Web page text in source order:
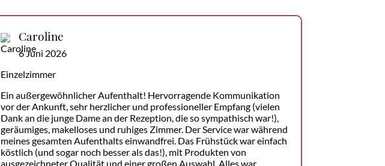
Caroline
6 Juni 2026
Einzelzimmer
Ein außergewöhnlicher Aufenthalt! Hervorragende Kommunikation
vor der Ankunft, sehr herzlicher und professioneller Empfang (vielen
Dank an die junge Dame an der Rezeption, die so sympathisch war!),
geräumiges, makelloses und ruhiges Zimmer. Der Service war während
meines gesamten Aufenthalts einwandfrei. Das Frühstück war einfach
köstlich (und sogar noch besser als das!), mit Produkten von
ausgezeichneter Qualität und einer großen Auswahl. Alles war